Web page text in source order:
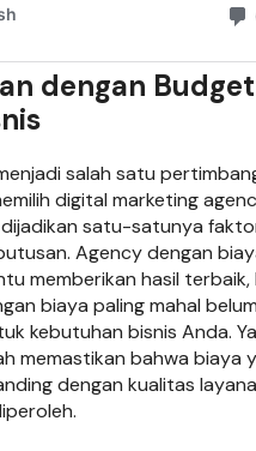
dengan
salah satu
digital marketing
satu-satunya
Agency dengan
memberikan hasil
biaya paling mahal
kebutuhan bisnis Anda.
memastikan bahwa biaya
dengan kualitas